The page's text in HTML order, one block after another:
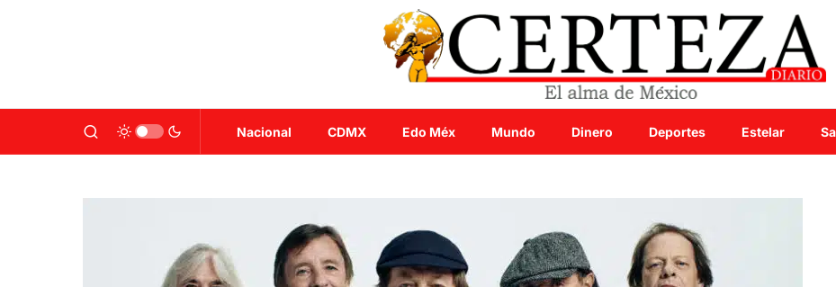
Nacional CDMX Edo Méx Mundo Dinero Deportes Estelar